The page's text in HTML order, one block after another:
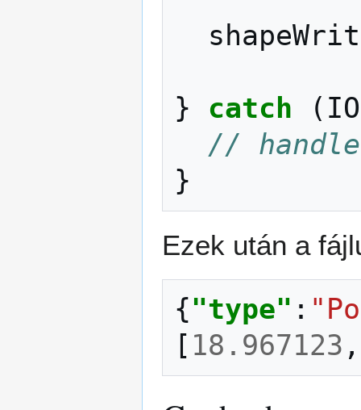
} catch (
//
}
Ezek után a
{"type" :
[ 18.967123 ,